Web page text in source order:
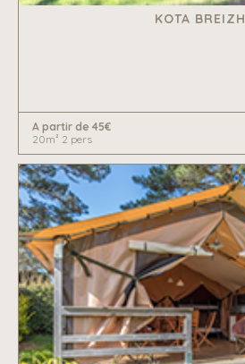
KOTA BREIZH
A partir de 45€
20m² 2 pers